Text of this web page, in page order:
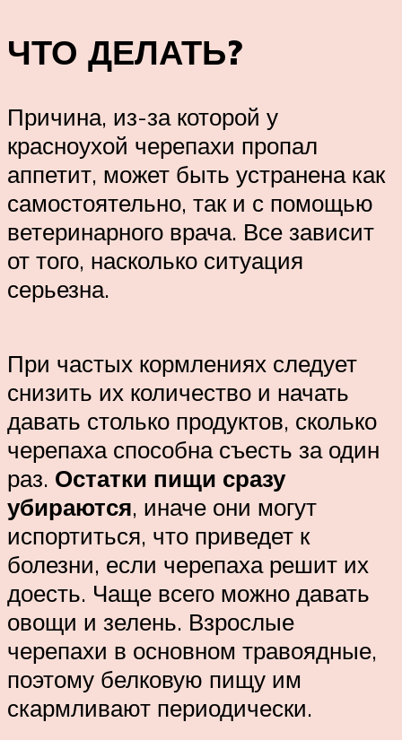
ЧТО ДЕЛАТЬ?
Причина, из-за которой у
красноухой черепахи пропал
аппетит, может быть устранена как
самостоятельно, так и с помощью
ветеринарного врача. Все зависит
от того, насколько ситуация
серьезна.
При частых кормлениях следует
снизить их количество и начать
давать столько продуктов, сколько
черепаха способна съесть за один
раз. Остатки пищи сразу
убираются, иначе они могут
испортиться, что приведет к
болезни, если черепаха решит их
доесть. Чаще всего можно давать
овощи и зелень. Взрослые
черепахи в основном травоядные,
поэтому белковую пищу им
скармливают периодически.